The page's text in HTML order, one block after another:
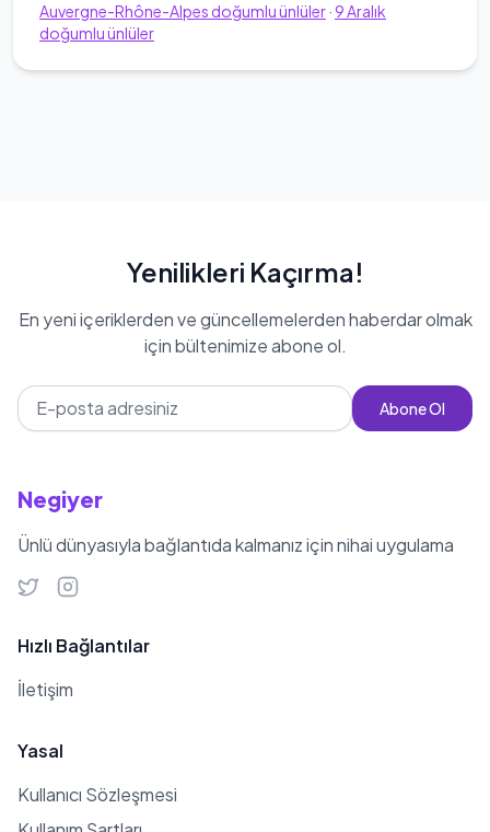
Auvergne-Rhône-Alpes doğumlu ünlüler·9Aralık
doğumlu ünlüler
Yenilikleri Kaçırma!
En yeni içeriklerden ve güncellemelerden haberdar olmak
için bültenimize abone ol.
Abone Ol
Negiyer
Ünlü dünyasıyla bağlantıda kalmanız için nihai uygulama
Hızlı Bağlantılar
İletişim
Yasal
Kullanıcı Sözleşmesi